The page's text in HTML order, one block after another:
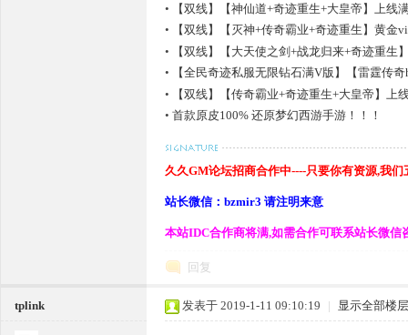
•
【双线】【神仙道+奇迹重生+大皇帝】上线
•
【双线】【灭神+传奇霸业+奇迹重生】黄金
•
【双线】【大天使之剑+战龙归来+奇迹重生
万
•
【全民奇迹私服无限钻石满V版】【雷霆传
•
【双线】【传奇霸业+奇迹重生+大皇帝】上
• 首款原皮100% 还原梦幻西游手游！！！
久久GM论坛招商合作中----只要你有资源,我们
站长微信：bzmir3 请注明来意
本站IDC合作商将满,如需合作可联系站长微信
回复
tplink 发表于 2019-1-11 09:10:19 | 显示全部楼层